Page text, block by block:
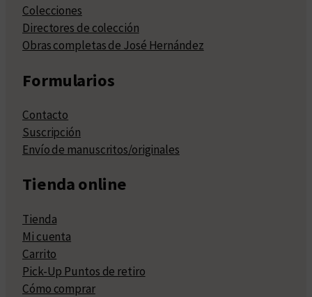
Colecciones
Directores de colección
Obras completas de José Hernández
Formularios
Contacto
Suscripción
Envío de manuscritos/originales
Tienda online
Tienda
Mi cuenta
Carrito
Pick-Up Puntos de retiro
Cómo comprar